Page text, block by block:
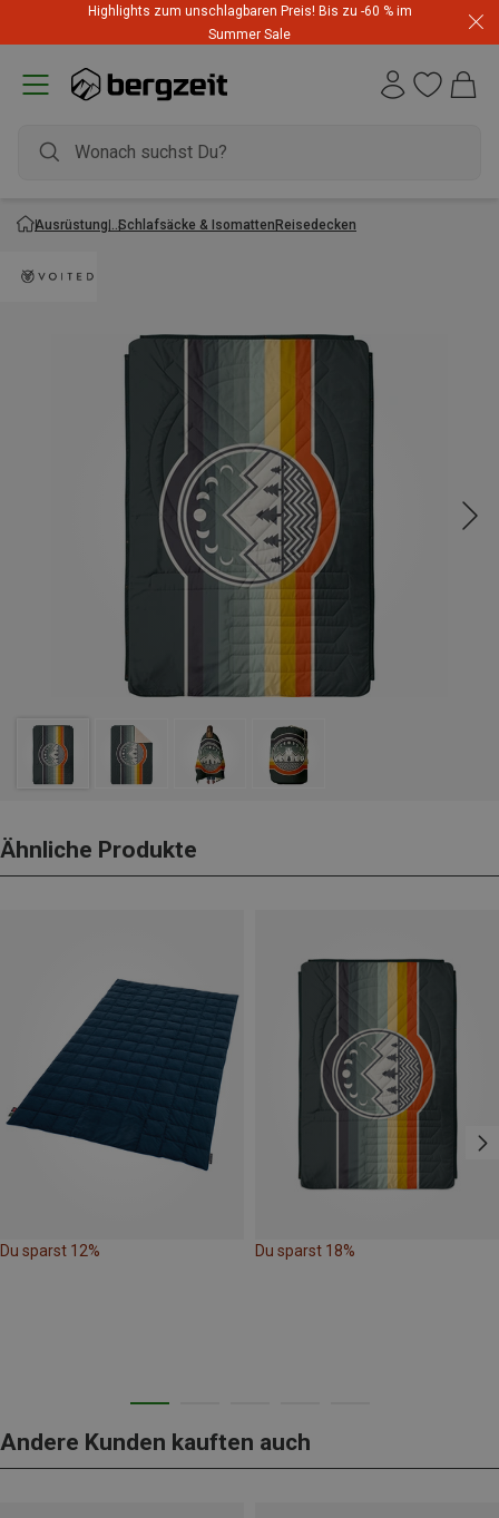
Highlights zum unschlagbaren Preis! Bis zu -60 % im
Summer Sale
Ausrüstung Schlafsäcke & IsomattenReisedecken
Ähnliche Produkte
Du sparst 12% Du sparst 18%
Andere Kunden kauften auch